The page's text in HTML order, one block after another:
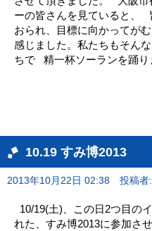
ーの皆さんを見ていると、
おられ、目標に向かってが
感じました。私たちもそん
ちで 精一杯ソーランを踊
10.19 すみ博2013
2013年10月22日 02:38 投稿者
10/19(土)、この日2つ目の
れた、すみ博2013に参加さ